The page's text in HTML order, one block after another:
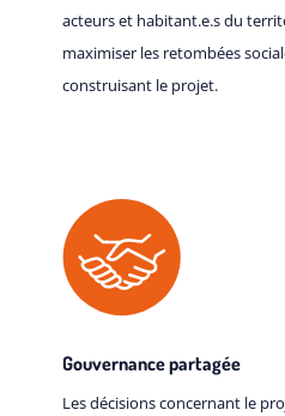
acteurs et habitant.e.s du
maximiser les retombées
construisant le projet.
Gouvernance partagée
Les décisions concernant le